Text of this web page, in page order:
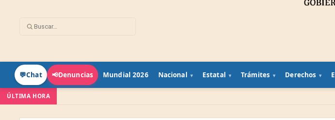
💬Chat 📢Denuncias Mundial 2026 Nacional Estatal Trámites Derechos
ÚLTIMA HORA